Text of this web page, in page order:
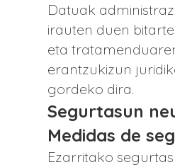
Datuak
irauten duen
eta
erantzukizun
gordeko dira.
Segurtasun
Medidas de
Ezarritako